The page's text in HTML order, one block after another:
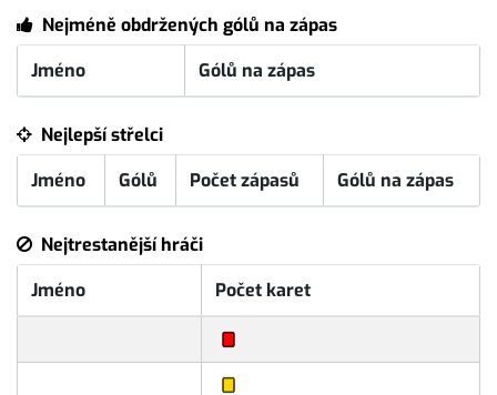
Nejméně obdržených gólů na zápas
Jméno
Gólů na zápas
Nejlepší střelci
Jméno
Gólů Počet zápasů Gólů na zápas
Nejtrestanější hráči
Jméno
Počet karet